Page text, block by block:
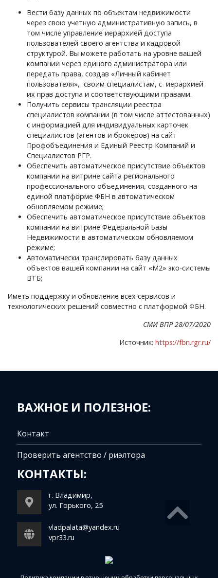
Вести базу данных по объектам недвижимости
через свою учетную административную запись, в
том числе управление иерархией доступа
пользователей своего агентства и кадровой
структурой. Вы можете работать на уровне вашей
компании через единого администратора или
передать права, создав «Личный кабинет
пользователя», своим специалистам, с иерархией
их прав доступа и соответствующими правами.
Получить сервисы трансляции реестра
специалистов компании (в том числе аттестованных)
с информацией для индивидуальных карточек
специалистов (агентов и брокеров) на сайт
Профобъединения и Единый Реестр Компаний и
Специалистов РГР.
Обеспечить автоматическое присутствие объектов
компании на витрине сайта регионального
профессионального объединения, созданного на
единой платформе ФБН в автоматическом
обновляемом режиме;
Обеспечить автоматическое присутствие объектов
компании на витрине Федеральной Базы
Недвижимости в автоматическом обновляемом
режиме;
Автоматически транслировать базу данных
объектов вашей компании на сайт «М2» эко-системы
ВТБ;
Иметь поддержку и обновление всех сервисов и
технологических решений совместно с платформой ФБН.
СМИ ВПР 28/07/2020
Источник: https://fbn.rgr.ru/
ВАЖНОЕ И ПОЛЕЗНОЕ:
Контакт
Проверить агентство / риэлтора
КОНТАКТЫ:
г. Владимир,
ул. Горького, 25
vladpalata@yandex.ru
vpr33.ru